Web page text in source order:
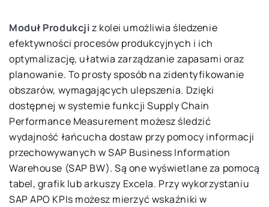
Moduł Produkcjiz kolei umożliwia śledzenie
efektywności procesów produkcyjnych i ich
optymalizację, ułatwia zarządzanie zapasami oraz
planowanie. To prosty sposób na zidentyfikowanie
obszarów, wymagających ulepszenia. Dzięki
dostępnej w systemie funkcji Supply Chain
Performance Measurement możesz śledzić
wydajność łańcucha dostaw przy pomocy informacji
przechowywanych w SAP Business Information
Warehouse (SAP BW). Są one wyświetlane za pomocą
tabel, grafik lub arkuszy Excela. Przy wykorzystaniu
SAP APO KPIs możesz mierzyć wskaźniki w